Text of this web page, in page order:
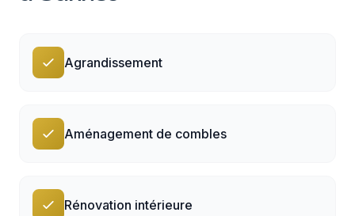
Agrandissement
Aménagement de combles
Rénovation intérieure